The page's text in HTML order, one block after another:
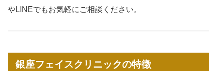
やLINEでもお気軽にご相談ください。
銀座フェイスクリニックの特徴